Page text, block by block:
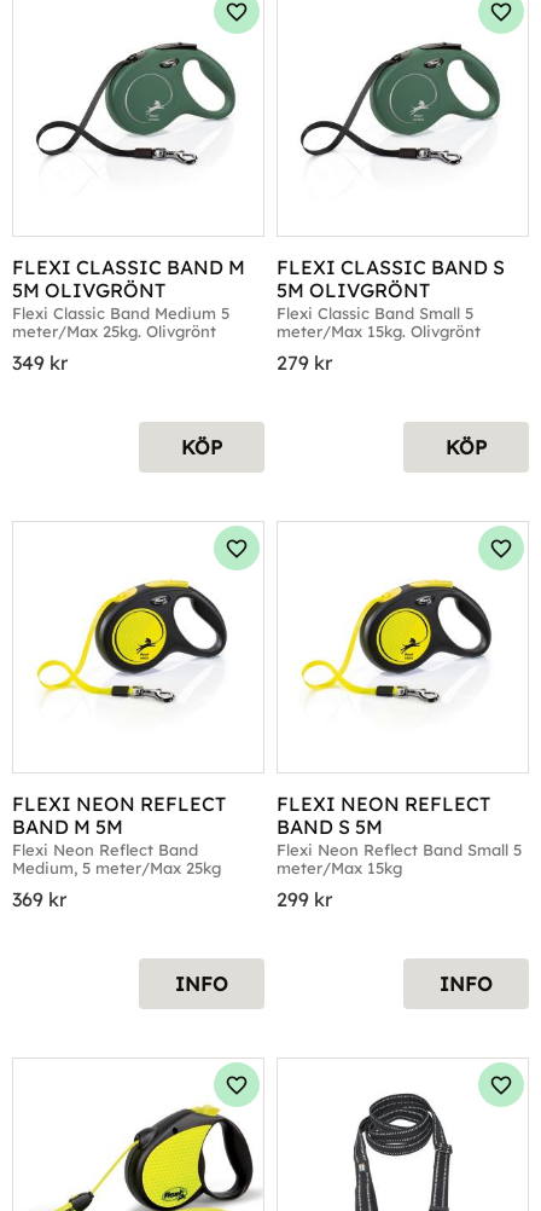
FLEXI CLASSIC BAND M
5M OLIVGRÖNT
Flexi Classic Band Medium 5
meter/Max 25kg. Olivgrönt
349 kr
Lägg till i favoriter
KÖP
FLEXI CLASSIC BAND S
5M OLIVGRÖNT
Flexi Classic Band Small 5
meter/Max 15kg. Olivgrönt
279 kr
KÖP
FLEXI NEON REFLECT
BAND M 5M
Flexi Neon Reflect Band
Medium, 5 meter/Max 25kg
369 kr
Lägg till i favoriter
INFO
FLEXI NEON REFLECT
BAND S 5M
Flexi Neon Reflect Band Small 5
meter/Max 15kg
299 kr
INFO
Lägg till i favoriter